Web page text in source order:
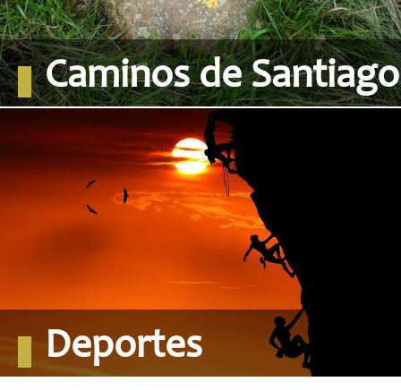
Caminos de Santiago
Deportes